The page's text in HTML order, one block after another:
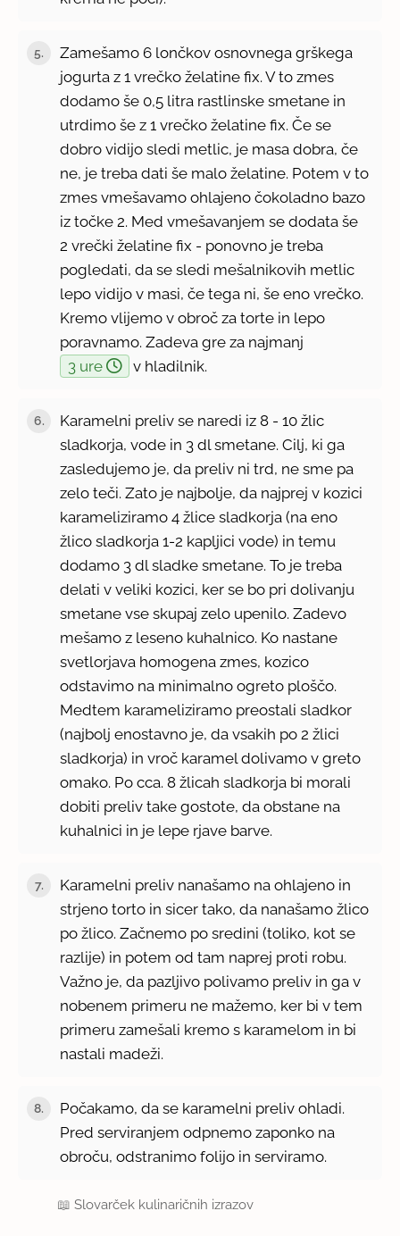
5.
Zamešamo 6 lončkov osnovnega grškega
jogurta z 1 vrečko želatine fix. V to zmes
dodamo še 0,5 litra rastlinske smetane in
utrdimo še z 1 vrečko želatine fix. Če se
dobro vidijo sledi metlic, je masa dobra, če
ne, je treba dati še malo želatine. Potem v to
zmes vmešavamo ohlajeno čokoladno bazo
iz točke 2. Med vmešavanjem se dodata še
2 vrečki želatine fix - ponovno je treba
pogledati, da se sledi mešalnikovih metlic
lepo vidijo v masi, če tega ni, še eno vrečko.
Kremo vlijemo v obroč za torte in lepo
poravnamo. Zadeva gre za najmanj
3 ure
v hladilnik.
6.
Karamelni preliv se naredi iz 8 - 10 žlic
sladkorja, vode in 3 dl smetane. Cilj, ki ga
zasledujemo je, da preliv ni trd, ne sme pa
zelo teči. Zato je najbolje, da najprej v kozici
karameliziramo 4 žlice sladkorja (na eno
žlico sladkorja 1-2 kapljici vode) in temu
dodamo 3 dl sladke smetane. To je treba
delati v veliki kozici, ker se bo pri dolivanju
smetane vse skupaj zelo upenilo. Zadevo
mešamo z leseno kuhalnico. Ko nastane
svetlorjava homogena zmes, kozico
odstavimo na minimalno ogreto ploščo.
Medtem karameliziramo preostali sladkor
(najbolj enostavno je, da vsakih po 2 žlici
sladkorja) in vroč karamel dolivamo v greto
omako. Po cca. 8 žlicah sladkorja bi morali
dobiti preliv take gostote, da obstane na
kuhalnici in je lepe rjave barve.
7.
Karamelni preliv nanašamo na ohlajeno in
strjeno torto in sicer tako, da nanašamo žlico
po žlico. Začnemo po sredini (toliko, kot se
razlije) in potem od tam naprej proti robu.
Važno je, da pazljivo polivamo preliv in ga v
nobenem primeru ne mažemo, ker bi v tem
primeru zamešali kremo s karamelom in bi
nastali madeži.
8.
Počakamo, da se karamelni preliv ohladi.
Pred serviranjem odpnemo zaponko na
obroču, odstranimo folijo in serviramo.
📖Slovarček kulinaričnih izrazov